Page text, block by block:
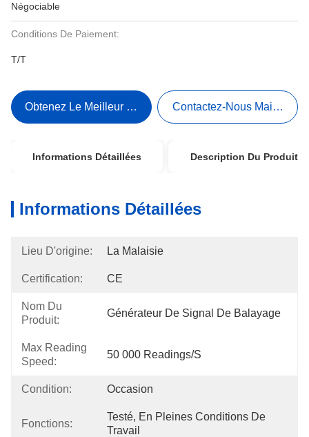
Négociable
Conditions De Paiement:
T/T
Obtenez Le Meilleur Prix Contactez-Nous Maintenant
Informations Détaillées Description Du Produit
Informations Détaillées
Lieu D'origine: La Malaisie
Certification: CE
Nom Du
Produit:
Générateur De Signal De Balayage
Max Reading
Speed:
50 000 Readings/s
Condition: Occasion
Fonctions:
Testé, En Pleines Conditions De
Travail